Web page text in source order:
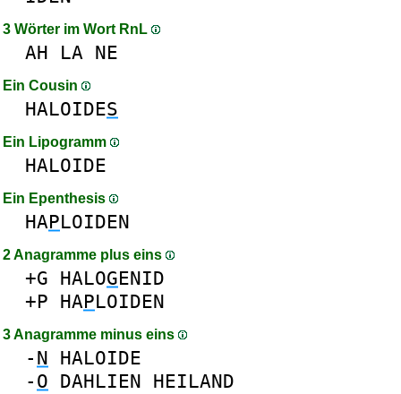
3 Wörter im Wort RnL
AH LA NE
Ein Cousin
HALOIDES
Ein Lipogramm
HALOIDE
Ein Epenthesis
HAPLOIDEN
2 Anagramme plus eins
+G HALOGENID
+P HAPLOIDEN
3 Anagramme minus eins
- N HALOIDE
- O DAHLIEN HEILAND